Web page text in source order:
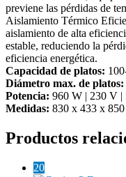
previene las pérdidas de
Aislamiento Térmico
aislamiento de alta
estable, reduciendo la
eficiencia energética.
Capacidad de platos:
Diámetro max. de platos:
Potencia: 960 W | 230 V |
Medidas: 830 x 433 x
Productos
20